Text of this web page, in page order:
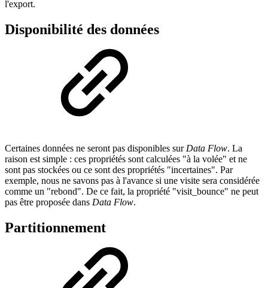
l'export.
Disponibilité des données
Certaines données ne seront pas disponibles sur Data Flow. La
raison est simple : ces propriétés sont calculées "à la volée" et ne
sont pas stockées ou ce sont des propriétés "incertaines". Par
exemple, nous ne savons pas à l'avance si une visite sera considérée
comme un "rebond". De ce fait, la propriété "visit_bounce" ne peut
pas être proposée dans Data Flow.
Partitionnement